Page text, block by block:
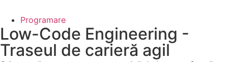
Programare
Low-Code Engineering -
Traseul de carieră agil